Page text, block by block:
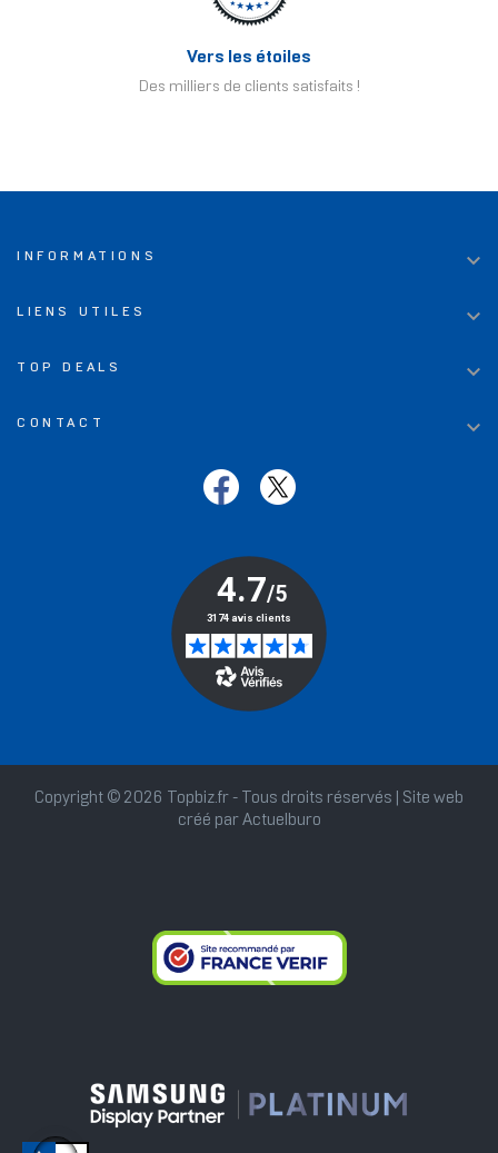
Vers les étoiles
Des milliers de clients satisfaits !
INFORMATIONS 
LIENS UTILES 
TOP DEALS 
CONTACT 
Copyright © 2026 Topbiz.fr - Tous droits réservés | Site web
créé par Actuelburo